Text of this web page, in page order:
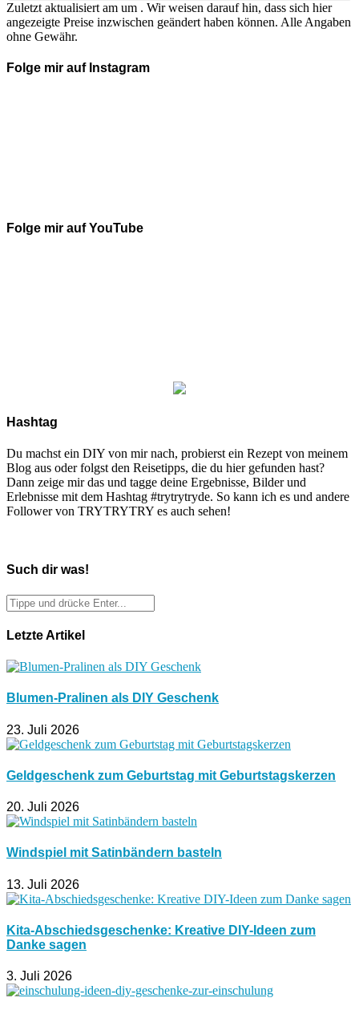
Zuletzt aktualisiert am um . Wir weisen darauf hin, dass sich hier
angezeigte Preise inzwischen geändert haben können. Alle Angaben
ohne Gewähr.
Folge mir auf Instagram
Folge mir auf YouTube
Hashtag
Du machst ein DIY von mir nach, probierst ein Rezept von meinem
Blog aus oder folgst den Reisetipps, die du hier gefunden hast?
Dann zeige mir das und tagge deine Ergebnisse, Bilder und
Erlebnisse mit dem Hashtag #trytrytryde. So kann ich es und andere
Follower von TRYTRYTRY es auch sehen!
Such dir was!
Letzte Artikel
Blumen-Pralinen als DIY Geschenk
23. Juli 2026
Geldgeschenk zum Geburtstag mit Geburtstagskerzen
20. Juli 2026
Windspiel mit Satinbändern basteln
13. Juli 2026
Kita-Abschiedsgeschenke: Kreative DIY-Ideen zum
Danke sagen
3. Juli 2026